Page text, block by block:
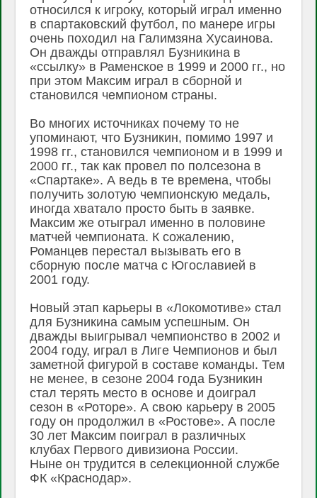
относился к игроку, который играл именно
в спартаковский футбол, по манере игры
очень походил на Галимзяна Хусаинова.
Он дважды отправлял Бузникина в
«ссылку» в Раменское в 1999 и 2000 гг., но
при этом Максим играл в сборной и
становился чемпионом страны.
Во многих источниках почему то не
упоминают, что Бузникин, помимо 1997 и
1998 гг., становился чемпионом и в 1999 и
2000 гг., так как провел по полсезона в
«Спартаке». А ведь в те времена, чтобы
получить золотую чемпионскую медаль,
иногда хватало просто быть в заявке.
Максим же отыграл именно в половине
матчей чемпионата. К сожалению,
Романцев перестал вызывать его в
сборную после матча с Югославией в
2001 году.
Новый этап карьеры в «Локомотиве» стал
для Бузникина самым успешным. Он
дважды выигрывал чемпионство в 2002 и
2004 году, играл в Лиге Чемпионов и был
заметной фигурой в составе команды. Тем
не менее, в сезоне 2004 года Бузникин
стал терять место в основе и доиграл
сезон в «Роторе». А свою карьеру в 2005
году он продолжил в «Ростове». А после
30 лет Максим поиграл в различных
клубах Первого дивизиона России.
Ныне он трудится в селекционной службе
ФК «Краснодар».